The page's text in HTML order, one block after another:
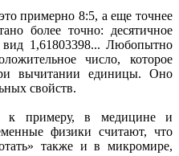
примерно 8:5, а еще точнее
более точно: десятичное
1,61803398... Любопытно
число, которое
вычитании единицы. Оно
свойств.
к примеру, в медицине и
физики считают, что
также и в микромире,